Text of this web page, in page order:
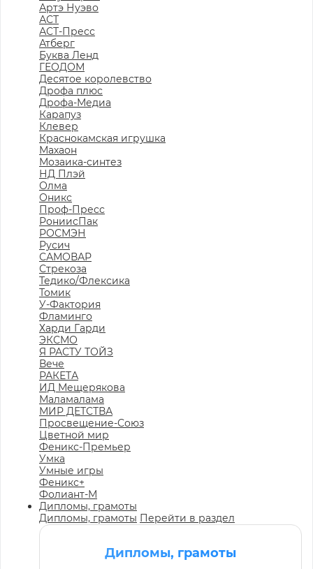
Артэ Нуэво
АСТ
АСТ-Пресс
Атберг
Буква Ленд
ГЕОДОМ
Десятое королевство
Дрофа плюс
Дрофа-Медиа
Карапуз
Клевер
Краснокамская игрушка
Махаон
Мозаика-синтез
НД Плэй
Олма
Оникс
Проф-Пресс
РониисПак
РОСМЭН
Русич
САМОВАР
Стрекоза
Тедико/Флексика
Томик
У-Фактория
Фламинго
Харди Гарди
ЭКСМО
Я РАСТУ ТОЙЗ
Вече
РАКЕТА
ИД Мещерякова
Маламалама
МИР ДЕТСТВА
Просвещение-Союз
Цветной мир
Феникс-Премьер
Умка
Умные игры
Феникс+
Фолиант-М
Дипломы, грамоты
Дипломы, грамоты Перейти в раздел
Дипломы, грамоты